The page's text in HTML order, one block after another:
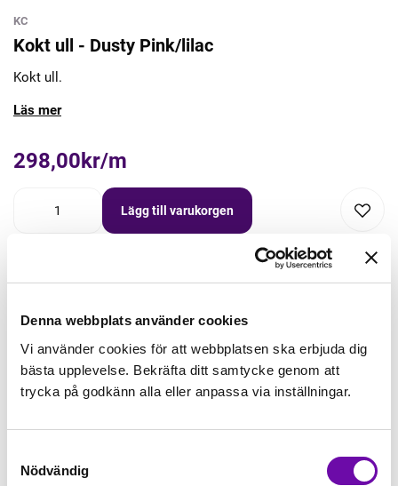
Denna webbplats använder cookies
Vi använder cookies för att webbplatsen ska erbjuda dig
bästa upplevelse. Bekräfta ditt samtycke genom att
trycka på godkänn alla eller anpassa via inställningar.
Nödvändig
KC
Kokt ull - Dusty Pink/lilac
Kokt ull.
Läs mer
298,00kr/m
Lägg till varukorgen
Lägg först önskad mängd i varukorgen,
Tråd matchande +45,00kr